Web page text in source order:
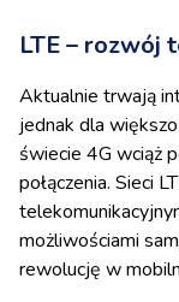
LTE – rozwój
Aktualnie trwają
jednak dla
świecie 4G wciąż
połączenia. Sieci
możliwościami
rewolucję w